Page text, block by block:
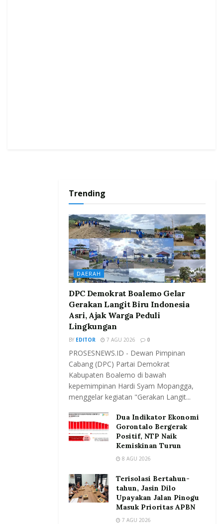
Trending
DAERAH
DPC Demokrat Boalemo Gelar
Gerakan Langit Biru Indonesia
Asri, Ajak Warga Peduli
Lingkungan
BY EDITOR 7 AGU 2026 0
PROSESNEWS.ID - Dewan Pimpinan
Cabang (DPC) Partai Demokrat
Kabupaten Boalemo di bawah
kepemimpinan Hardi Syam Mopangga,
menggelar kegiatan "Gerakan Langit...
Dua Indikator Ekonomi
Gorontalo Bergerak
Positif, NTP Naik
Kemiskinan Turun
8 AGU 2026
Terisolasi Bertahun-
tahun, Jasin Dilo
Upayakan Jalan Pinogu
Masuk Prioritas APBN
7 AGU 2026